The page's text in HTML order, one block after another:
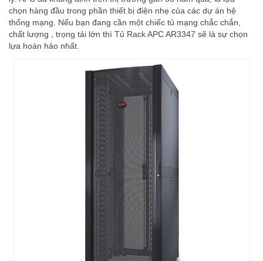
chọn hàng đầu trong phần thiết bị điện nhẹ của các dự án hệ
thống mạng. Nếu bạn đang cần một chiếc tủ mạng chắc chắn,
chất lượng , trọng tải lớn thì Tủ Rack APC AR3347 sẽ là sự chọn
lựa hoàn hảo nhất.